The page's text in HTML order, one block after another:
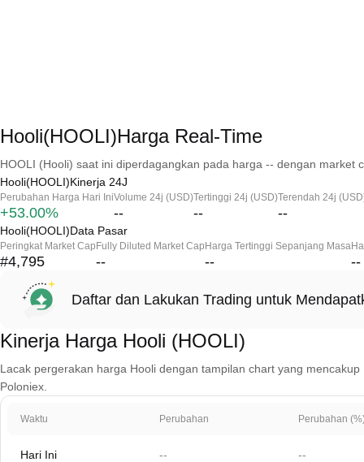
Hooli(HOOLI)Harga Real-Time
HOOLI (Hooli) saat ini diperdagangkan pada harga -- dengan market
Hooli(HOOLI)Kinerja 24J
Perubahan Harga Hari Ini
+53.00%
Volume 24j (USD)
--
Tertinggi 24j (USD)
--
Terendah 24j
--
Hooli(HOOLI)Data Pasar
Peringkat Market Cap
#4,795
Fully Diluted Market Cap
--
Harga Tertinggi Sepanjang Masa
-- --
Daftar dan Lakukan Trading untuk
Kinerja Harga Hooli (HOOLI)
Lacak pergerakan harga Hooli dengan tampilan chart yang
Poloniex.
Waktu Perubahan Perubahan
Hari Ini -- --